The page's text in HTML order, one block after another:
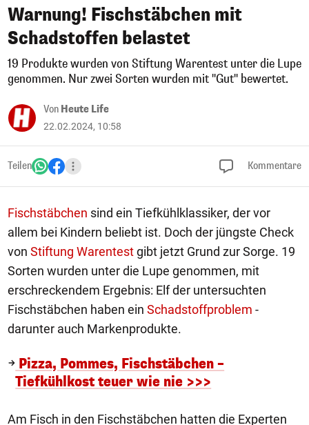
Warnung! Fischstäbchen mit
Schadstoffen belastet
19 Produkte wurden von Stiftung Warentest unter die Lupe
genommen. Nur zwei Sorten wurden mit "Gut" bewertet.
Von Heute Life
22.02.2024, 10:58
Teilen Kommentare
Fischstäbchen sind ein Tiefkühlklassiker, der vor
allem bei Kindern beliebt ist. Doch der jüngste Check
von Stiftung Warentestgibt jetzt Grund zur Sorge. 19
Sorten wurden unter die Lupe genommen, mit
erschreckendem Ergebnis: Elf der untersuchten
Fischstäbchen haben ein Schadstoffproblem -
darunter auch Markenprodukte.
Pizza, Pommes, Fischstäbchen –
Tiefkühlkost teuer wie nie >>>
Am Fisch in den Fischstäbchen hatten die Experten